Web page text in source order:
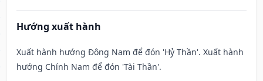
Hướng xuất hành
Xuất hành hướng Đông Nam để đón 'Hỷ Thần'. Xuất hành
hướng Chính Nam để đón 'Tài Thần'.